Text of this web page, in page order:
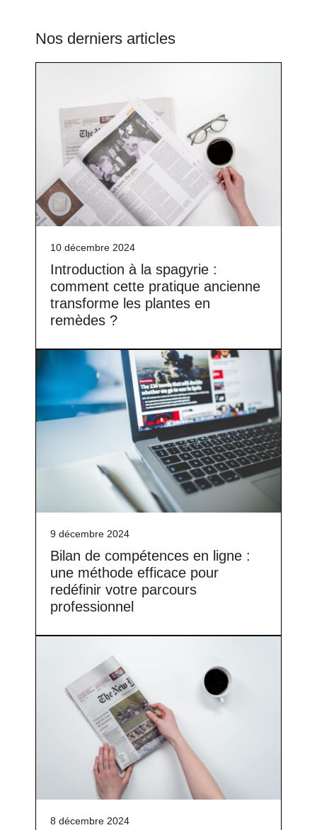
Nos derniers articles
10 décembre 2024
Introduction à la spagyrie :
comment cette pratique ancienne
transforme les plantes en
remèdes ?
9 décembre 2024
Bilan de compétences en ligne :
une méthode efficace pour
redéfinir votre parcours
professionnel
8 décembre 2024